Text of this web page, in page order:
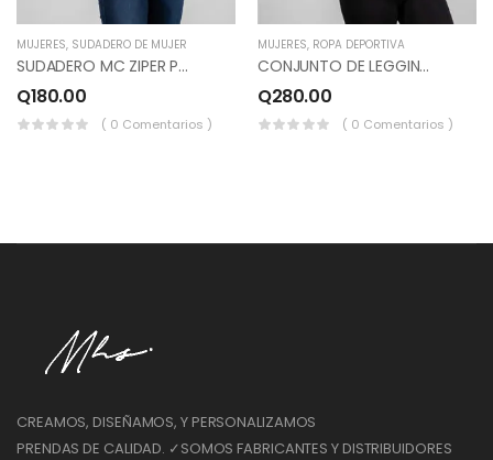
MUJERES, SUDADERO DE MUJER
SUDADERO MC ZIPER PEQUEÑO, COLOR GRIS PERLA, CORINTO.
Q180.00
( 0 Comentarios )
MUJERES, ROPA DEPORTIVA
CONJUNTO DE LEGGINS Y SUDADERO HOMBROS CAIDOS, COLOR PALORA, NEGRO.
Q280.00
( 0 Comentarios )
CREAMOS, DISEÑAMOS, Y PERSONALIZAMOS
PRENDAS DE CALIDAD. ✓SOMOS FABRICANTES Y DISTRIBUIDORES